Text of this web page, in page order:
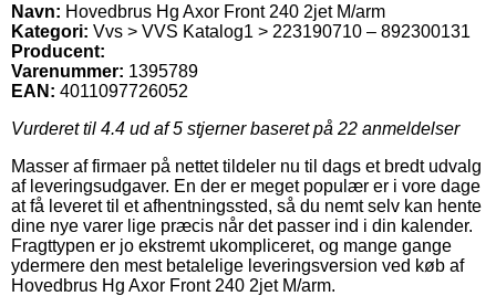
Navn: Hovedbrus Hg Axor Front 240 2jet M/arm
Kategori: Vvs > VVS Katalog1 > 223190710 – 892300131
Producent:
Varenummer: 1395789
EAN: 4011097726052
Vurderet til 4.4 ud af 5 stjerner baseret på 22 anmeldelser
Masser af firmaer på nettet tildeler nu til dags et bredt udvalg
af leveringsudgaver. En der er meget populær er i vore dage
at få leveret til et afhentningssted, så du nemt selv kan hente
dine nye varer lige præcis når det passer ind i din kalender.
Fragttypen er jo ekstremt ukompliceret, og mange gange
ydermere den mest betalelige leveringsversion ved køb af
Hovedbrus Hg Axor Front 240 2jet M/arm.